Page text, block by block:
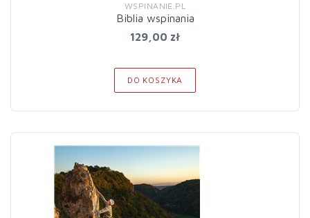
WSPINANIE.PL
Biblia wspinania
129,00 zł
DO KOSZYKA